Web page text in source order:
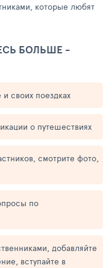
которые любят
БОЛЬШЕ -
своих поездках
о путешествиях
смотрите фото,
по
добавляйте
вступайте в